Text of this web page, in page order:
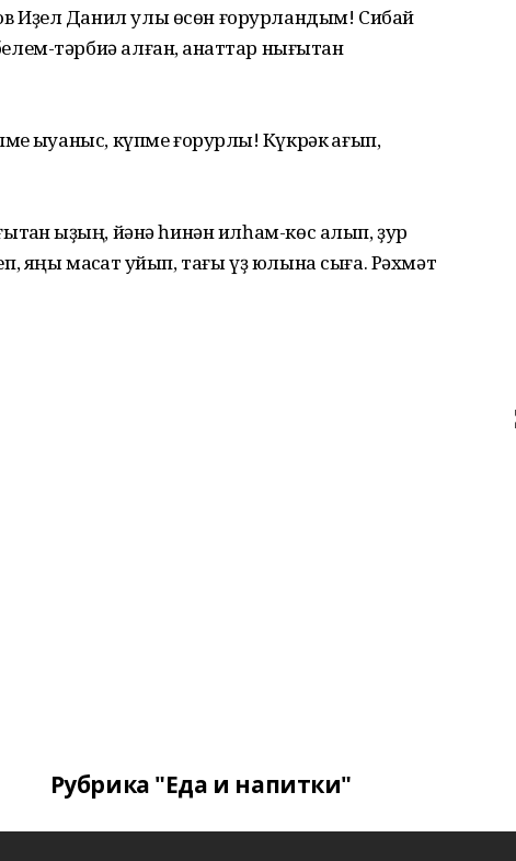
Иҙел Данил улы өсөн ғорурландым! Сибай
тәрбиә алған, ҡанаттар нығытҡан
ҡыуаныс, күпме ғорурлыҡ! Күкрәк ҡағып,
ҡыҙың, йәнә һинән илһам-көс алып, ҙур
яңы маҡсат ҡуйып, тағы үҙ юлына сыға. Рәхмәт
Рубрика "Еда и напитки"